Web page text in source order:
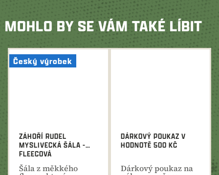
MOHLO BY SE VÁM TAKÉ LÍBIT
Český výrobek
ZÁHOŘÍ RUDEL
MYSLIVECKÁ ŠÁLA -
FLEECOVÁ
​Šála z měkkého
DÁRKOVÝ POUKAZ V
HODNOTĚ 500 KČ
Dárkový poukaz na